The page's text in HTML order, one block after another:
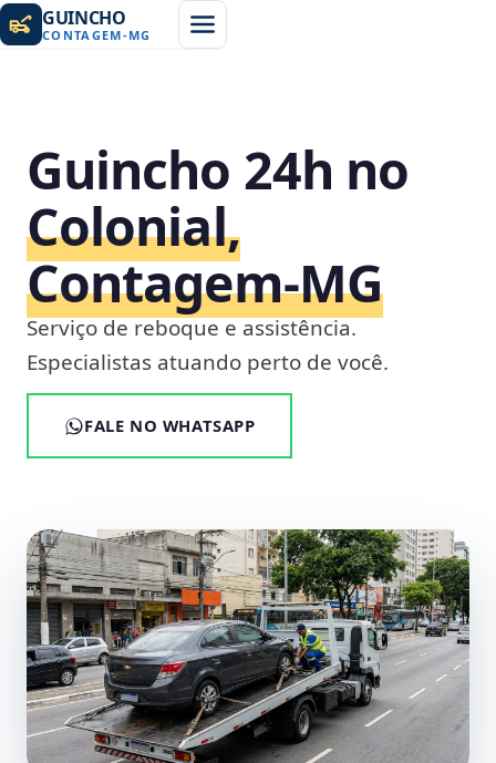
GUINCHO
CONTAGEM-MG
Guincho 24h no
Colonial,
Contagem‑MG
Serviço de reboque e assistência.
Especialistas atuando perto de você.
FALE NO WHATSAPP